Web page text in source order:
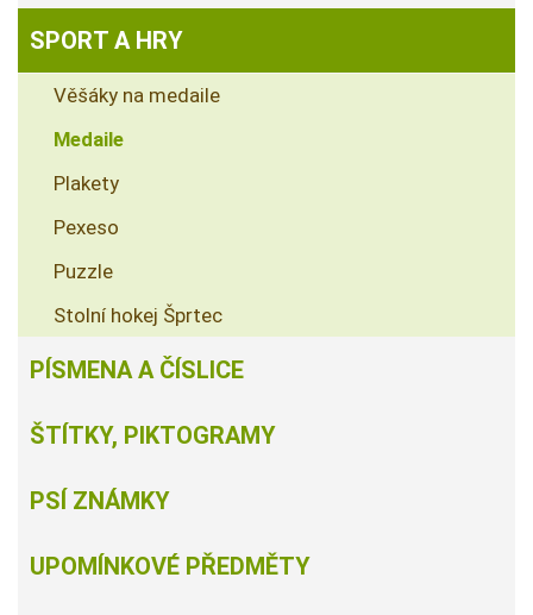
SPORT A HRY
Věšáky na medaile
Medaile
Plakety
Pexeso
Puzzle
Stolní hokej Šprtec
PÍSMENA A ČÍSLICE
ŠTÍTKY, PIKTOGRAMY
PSÍ ZNÁMKY
UPOMÍNKOVÉ PŘEDMĚTY